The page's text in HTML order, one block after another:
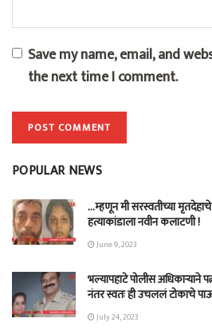
Save my name, email, and
the next time I comment.
POPULAR NEWS
…म्हणून मी सरस्वतीच्या
हत्याकांडाला नवीन कलाटणी !
June 9, 2023
भल्यापहाटे पोलीस अधिकाऱ्याने
नंतर स्वतः ही उचललं टोकाचे
July 24, 2023